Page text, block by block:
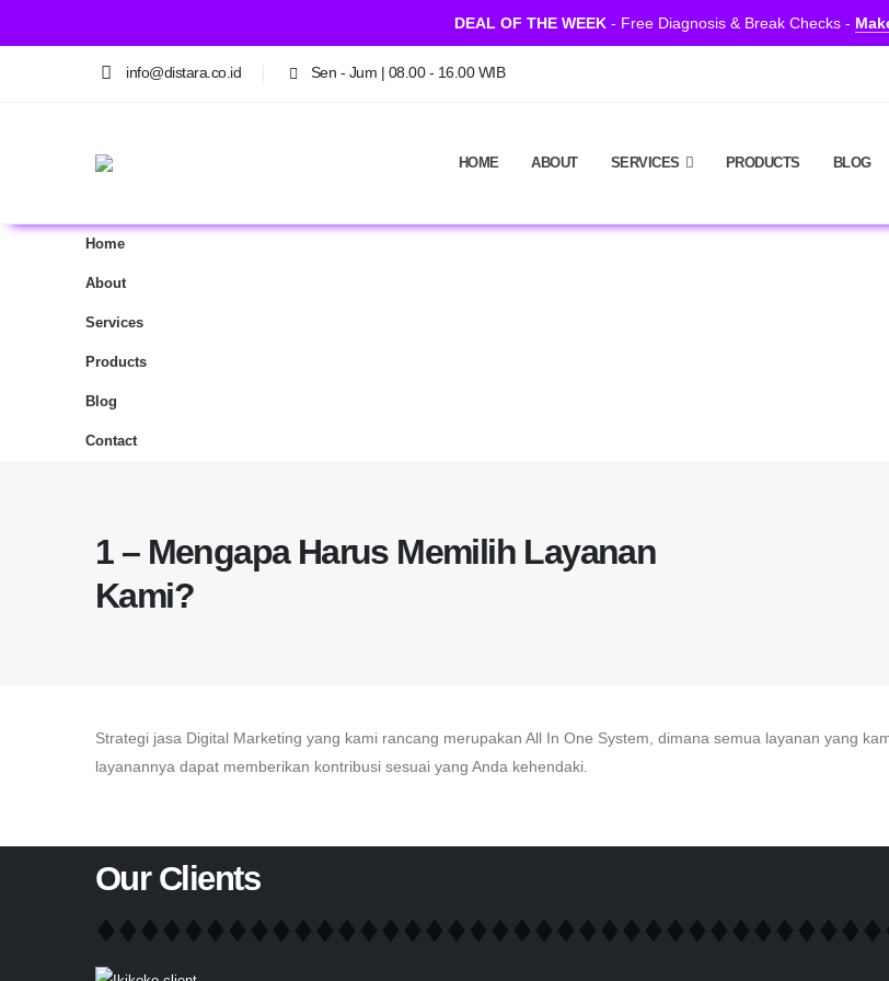
DEAL OF THE WEEK- Free Diagnosis & Break Checks -
info@distara.co.id Sen - Jum | 08.00 - 16.00 WIB
HOME ABOUT SERVICES PRODUCTS BLOG
Home
About
Services
Products
Blog
Contact
1 – Mengapa Harus Memilih Layanan
Kami?
Strategi jasa Digital Marketing yang kami rancang merupakan All In One System, dimana semua layanan yang
layanannya dapat memberikan kontribusi sesuai yang Anda kehendaki.
Our Clients